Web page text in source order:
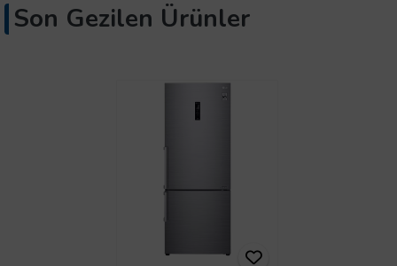
Son Gezilen Ürünler